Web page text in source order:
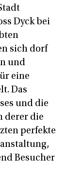
Dyck bei
sich dorf
und
eine
Das
und die
derer die
perfekte
Besucher